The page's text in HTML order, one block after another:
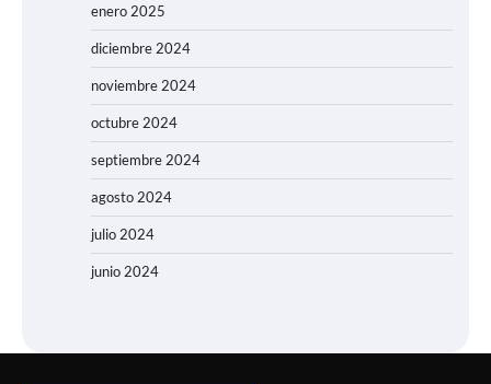
enero 2025
diciembre 2024
noviembre 2024
octubre 2024
septiembre 2024
agosto 2024
julio 2024
junio 2024